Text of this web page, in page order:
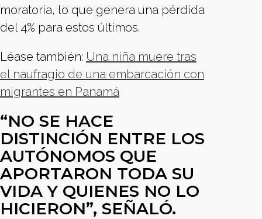
moratoria, lo que genera una pérdida
del 4% para estos últimos.
Léase también: Una niña muere tras
el naufragio de una embarcación con
migrantes en Panamá
“NO SE HACE
DISTINCIÓN ENTRE LOS
AUTÓNOMOS QUE
APORTARON TODA SU
VIDA Y QUIENES NO LO
HICIERON”, SEÑALÓ.